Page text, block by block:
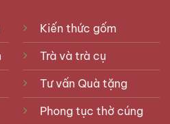
Kiến thức gốm
Trà và trà cụ
Tư vấn Quà tặng
Phong tục thờ cúng